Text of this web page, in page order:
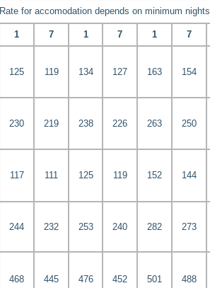
Rate for accomodation depends on minimum nights
1 7 1 7 1 7
125 119 134 127 163 154
230 219 238 226 263 250
117 111 125 119 152 144
244 232 253 240 282 273
468 445 476 452 501 488